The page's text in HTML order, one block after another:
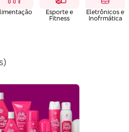
Esporte e
Fitness
Eletrônicos e
Inofrmática